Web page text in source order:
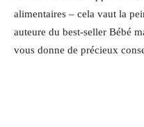
alimentaires – cela vaut la
auteure du best-seller Bébé
vous donne de précieux